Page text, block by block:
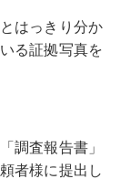
はっきり分か
る証拠写真を
調査報告書」
者様に提出し